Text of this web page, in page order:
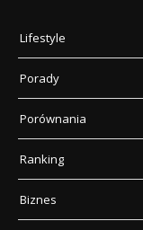
Lifestyle
Porady
Porównania
Ranking
Biznes